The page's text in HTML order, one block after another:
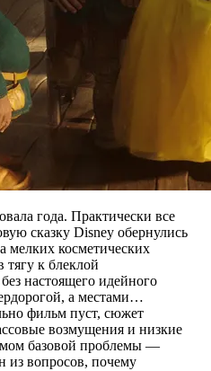
года. Практически все
сказку Disney обернулись
мелких косметических
тягу к блеклой
настоящего идейного
а местами…
фильм пуст, сюжет
возмущения и низкие
базовой проблемы —
из вопросов, почему